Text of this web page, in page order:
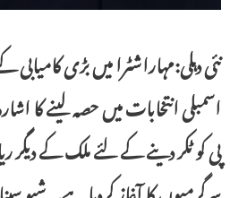
نئی دہلی:مہاراشٹرا میں بڑی کامیابی
اسمبلی انتخابات میں حصہ لینے کا
پی کو ٹکر دینے کے لئے ملک کے دیگر